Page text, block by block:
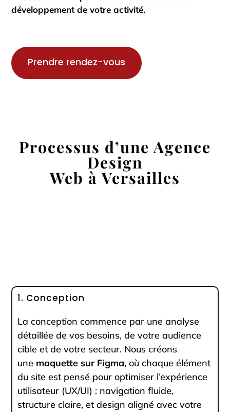
développement de votre activité.
Prendre rendez-vous
Processus d’une Agence
Design
Web à Versailles
1. Conception
La conception commence par une analyse
détaillée de vos besoins, de votre audience
cible et de votre secteur. Nous créons
une maquette sur Figma, où chaque élément
du site est pensé pour optimiser l’expérience
utilisateur (UX/UI) : navigation fluide,
structure claire, et design aligné avec votre